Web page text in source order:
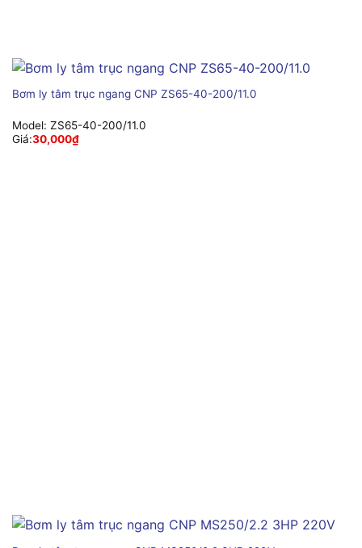
Bơm ly tâm trục ngang CNP ZS65-40-200/11.0
Model: ZS65-40-200/11.0
Giá:30,000₫